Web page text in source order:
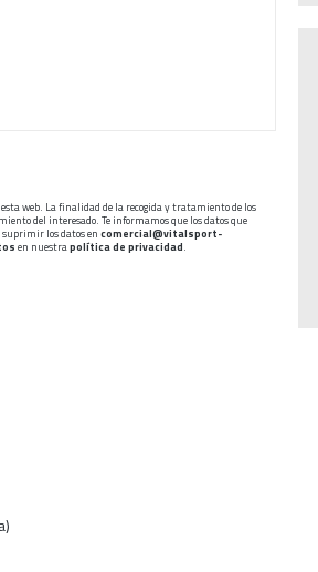
esta web. La finalidad de la recogida y tratamiento de los
del interesado. Te informamos que los datos que
suprimir los datos en comercial@vitalsport-
en nuestrapolítica de privacidad.